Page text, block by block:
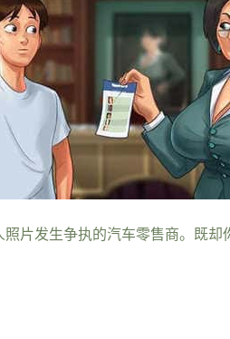
片发生争执的汽车零售商。既